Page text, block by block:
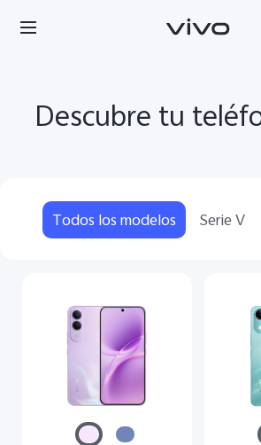
Nicaragua | Seleccione
Descubre tu
Todos los modelos Serie V